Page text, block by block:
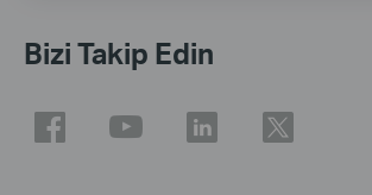
Bizi Takip Edin